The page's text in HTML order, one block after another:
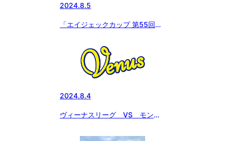
2024.8.5
「エイジェックカップ 第55回日
の試合結果
2024.8.4
ヴィーナスリーグ VS モンス